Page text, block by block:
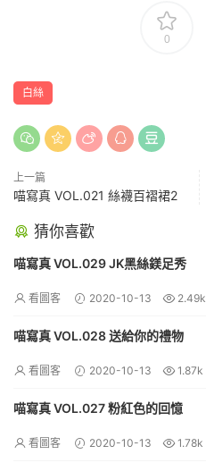
0
白絲
上一篇
喵寫真 VOL.021 絲襪百褶裙2
猜你喜歡
喵寫真 VOL.029 JK黑絲鎂足秀
看圖客 2020-10-13 2.49k
喵寫真 VOL.028 送給你的禮物
看圖客 2020-10-13 1.87k
喵寫真 VOL.027 粉紅色的回憶
看圖客 2020-10-13 1.78k